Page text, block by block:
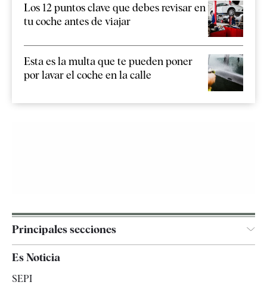
Los 12 puntos clave que debes revisar en
tu coche antes de viajar
Esta es la multa que te pueden poner
por lavar el coche en la calle
Principales secciones
Es Noticia
SEPI